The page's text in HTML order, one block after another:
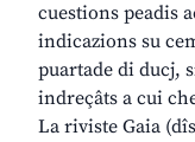
cuestions peadis
indicazions su
puartade di ducj,
indreçâts a cui
La riviste Gaia